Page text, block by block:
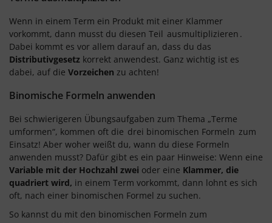
Wenn in einem Term ein Produkt mit einer Klammer
vorkommt, dann musst du diesen Teil ausmultiplizieren .
Dabei kommt es vor allem darauf an, dass du das
Distributivgesetz korrekt anwendest. Ganz wichtig ist es
dabei, auf die Vorzeichen zu achten!
Binomische Formeln anwenden
Bei schwierigeren Übungsaufgaben zum Thema „Terme
umformen“, kommen oft die drei binomischen Formeln zum
Einsatz! Aber woher weißt du, wann du diese Formeln
anwenden musst? Dafür gibt es ein paar Hinweise: Wenn eine
Variable mit der Hochzahl zwei oder eine Klammer, die
quadriert wird, in einem Term vorkommt, dann lohnt es sich
oft, nach einer binomischen Formel zu suchen.
So kannst du mit den binomischen Formeln zum